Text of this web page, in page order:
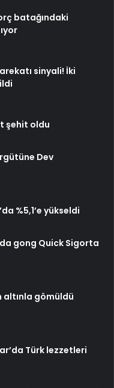
batağındaki
sinyali! İki
şehit oldu
Dev
%5,1’e yükseldi
gong Quick Sigorta
altınla gömüldü
Türk lezzetleri